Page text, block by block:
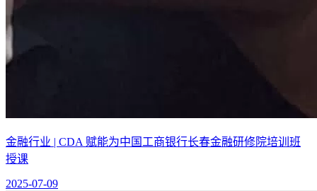
金融行业 | CDA 赋能为中国工商银行长春金融研修院培训班
授课
2025-07-09